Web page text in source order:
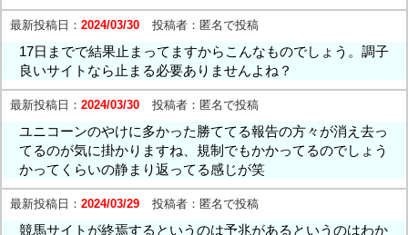
最新投稿日： 2024/03/30 投稿者： 匿名で投稿
17日までで結果止まってますからこんなものでしょう。調子
良いサイトなら止まる必要ありませんよね？
最新投稿日： 2024/03/30 投稿者： 匿名で投稿
ユニコーンのやけに多かった勝ててる報告の方々が消え去っ
てるのが気に掛かりますね、規制でもかかってるのでしょう
かってくらいの静まり返ってる感じが笑
最新投稿日： 2024/03/29 投稿者： 匿名で投稿
競馬サイトが終焉するというのは予兆があるというのはわか